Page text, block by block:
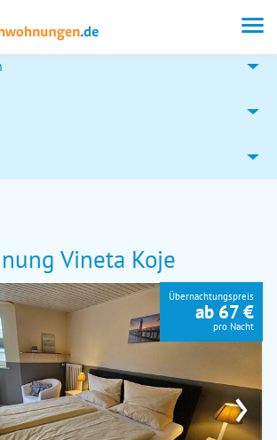
Vineta Koje
›
Übernachtungspreis
ab 67 €
pro Nacht